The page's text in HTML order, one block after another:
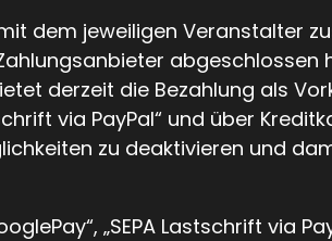
dem jeweiligen Veranstalter
abgeschlossen
derzeit die Bezahlung als
via PayPal“ und über
zu deaktivieren und
„SEPA Lastschrift via